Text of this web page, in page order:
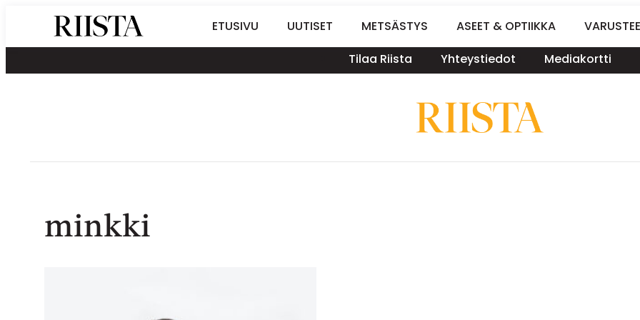
sisältöön
Riistalehti.fi
Metsästyksen
erikoislehti
ETUSIVU UUTISET METSÄSTYS ASEET & OPTIIKKA
Tilaa Riista
Yhteystiedot Mediakortti
minkki